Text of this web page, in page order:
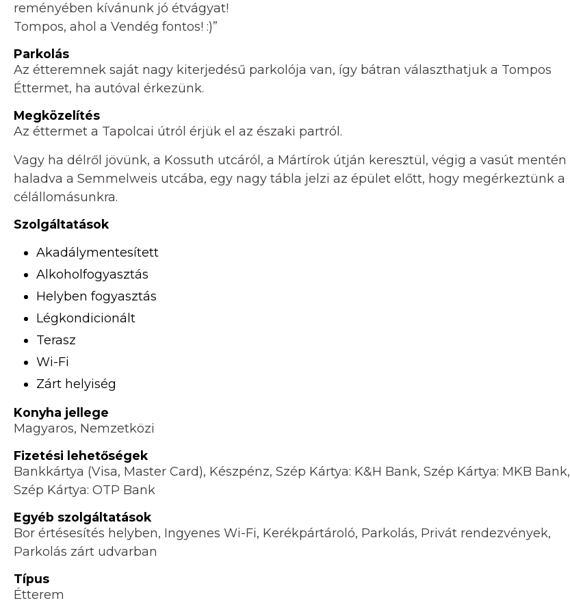
reményében kívánunk jó étvágyat!
Tompos, ahol a Vendég fontos! :)”
Parkolás
Az étteremnek saját nagy kiterjedésű parkolója van, így bátran választhatjuk a Tompos
Éttermet, ha autóval érkezünk.
Megközelítés
Az éttermet a Tapolcai útról érjük el az északi partról.
Vagy ha délről jövünk, a Kossuth utcáról, a Mártírok útján keresztül, végig a vasút mentén
haladva a Semmelweis utcába, egy nagy tábla jelzi az épület előtt, hogy megérkeztünk a
célállomásunkra.
Szolgáltatások
Akadálymentesített
Alkoholfogyasztás
Helyben fogyasztás
Légkondicionált
Terasz
Wi-Fi
Zárt helyiség
Konyha jellege
Magyaros, Nemzetközi
Fizetési lehetőségek
Bankkártya (Visa, Master Card), Készpénz, Szép Kártya: K&H Bank, Szép Kártya: MKB Bank,
Szép Kártya: OTP Bank
Egyéb szolgáltatások
Bor értésesítés helyben, Ingyenes Wi-Fi, Kerékpártároló, Parkolás, Privát rendezvények,
Parkolás zárt udvarban
Típus
Étterem